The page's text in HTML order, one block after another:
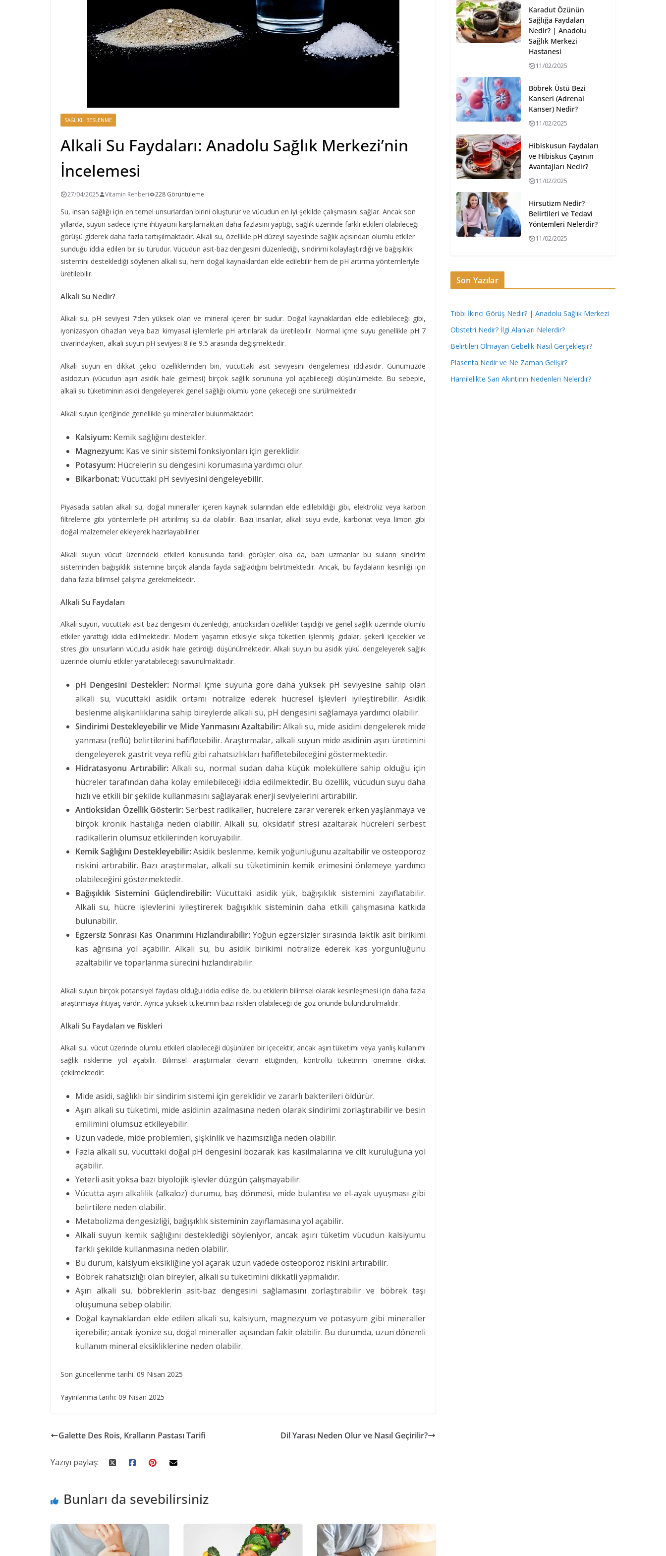
SAĞLIKLI BESLENME
Alkali Su Faydaları: Anadolu Sağlık Merkezi’nin
İncelemesi
27/04/2025 Vitamin Rehberi 228 Görüntüleme
Su, insan sağlığı için en temel unsurlardan birini oluşturur ve vücudun en iyi şekilde çalışmasını sağlar. Ancak son
yıllarda, suyun sadece içme ihtiyacını karşılamaktan daha fazlasını yaptığı, sağlık üzerinde farklı etkileri olabileceği
görüşü giderek daha fazla tartışılmaktadır. Alkali su, özellikle pH düzeyi sayesinde sağlık açısından olumlu etkiler
sunduğu iddia edilen bir su türüdür. Vücudun asit-baz dengesini düzenlediği, sindirimi kolaylaştırdığı ve bağışıklık
sistemini desteklediği söylenen alkali su, hem doğal kaynaklardan elde edilebilir hem de pH artırma yöntemleriyle
üretilebilir.
Alkali Su Nedir?
Alkali su, pH seviyesi 7’den yüksek olan ve mineral içeren bir sudur. Doğal kaynaklardan elde edilebileceği gibi,
iyonizasyon cihazları veya bazı kimyasal işlemlerle pH artırılarak da üretilebilir. Normal içme suyu genellikle pH 7
civarındayken, alkali suyun pH seviyesi 8 ile 9.5 arasında değişmektedir.
Alkali suyun en dikkat çekici özelliklerinden biri, vücuttaki asit seviyesini dengelemesi iddiasıdır. Günümüzde
asidozun (vücudun aşırı asidik hale gelmesi) birçok sağlık sorununa yol açabileceği düşünülmekte. Bu sebeple,
alkali su tüketiminin asidi dengeleyerek genel sağlığı olumlu yöne çekeceği öne sürülmektedir.
Alkali suyun içeriğinde genellikle şu mineraller bulunmaktadır:
Kalsiyum: Kemik sağlığını destekler.
Magnezyum: Kas ve sinir sistemi fonksiyonları için gereklidir.
Potasyum: Hücrelerin su dengesini korumasına yardımcı olur.
Bikarbonat:Vücuttaki pH seviyesini dengeleyebilir.
Piyasada satılan alkali su, doğal mineraller içeren kaynak sularından elde edilebildiği gibi, elektroliz veya karbon
filtreleme gibi yöntemlerle pH artırılmış su da olabilir. Bazı insanlar, alkali suyu evde, karbonat veya limon gibi
doğal malzemeler ekleyerek hazırlayabilirler.
Alkali suyun vücut üzerindeki etkileri konusunda farklı görüşler olsa da, bazı uzmanlar bu suların sindirim
sisteminden bağışıklık sistemine birçok alanda fayda sağladığını belirtmektedir. Ancak, bu faydaların kesinliği için
daha fazla bilimsel çalışma gerekmektedir.
Alkali Su Faydaları
Alkali suyun, vücuttaki asit-baz dengesini düzenlediği, antioksidan özellikler taşıdığı ve genel sağlık üzerinde olumlu
etkiler yarattığı iddia edilmektedir. Modern yaşamın etkisiyle sıkça tüketilen işlenmiş gıdalar, şekerli içecekler ve
stres gibi unsurların vücudu asidik hale getirdiği düşünülmektedir. Alkali suyun bu asidik yükü dengeleyerek sağlık
üzerinde olumlu etkiler yaratabileceği savunulmaktadır.
pH Dengesini Destekler:Normal içme suyuna göre daha yüksek pH seviyesine sahip olan
alkali su, vücuttaki asidik ortamı nötralize ederek hücresel işlevleri iyileştirebilir. Asidik
beslenme alışkanlıklarına sahip bireylerde alkali su, pH dengesini sağlamaya yardımcı olabilir.
Sindirimi Destekleyebilir ve Mide Yanmasını Azaltabilir:Alkali su, mide asidini dengelerek mide
yanması (reflü) belirtilerini hafifletebilir. Araştırmalar, alkali suyun mide asidinin aşırı üretimini
dengeleyerek gastrit veya reflü gibi rahatsızlıkları hafifletebileceğini göstermektedir.
Hidratasyonu Artırabilir:Alkali su, normal sudan daha küçük moleküllere sahip olduğu için
hücreler tarafından daha kolay emilebileceği iddia edilmektedir. Bu özellik, vücudun suyu daha
hızlı ve etkili bir şekilde kullanmasını sağlayarak enerji seviyelerini artırabilir.
Antioksidan Özellik Gösterir: Serbest radikaller, hücrelere zarar vererek erken yaşlanmaya ve
birçok kronik hastalığa neden olabilir. Alkali su, oksidatif stresi azaltarak hücreleri serbest
radikallerin olumsuz etkilerinden koruyabilir.
Kemik Sağlığını Destekleyebilir:Asidik beslenme, kemik yoğunluğunu azaltabilir ve osteoporoz
riskini artırabilir. Bazı araştırmalar, alkali su tüketiminin kemik erimesini önlemeye yardımcı
olabileceğini göstermektedir.
Bağışıklık Sistemini Güçlendirebilir:Vücuttaki asidik yük, bağışıklık sistemini zayıflatabilir.
Alkali su, hücre işlevlerini iyileştirerek bağışıklık sisteminin daha etkili çalışmasına katkıda
bulunabilir.
Egzersiz Sonrası Kas Onarımını Hızlandırabilir:Yoğun egzersizler sırasında laktik asit birikimi
kas ağrısına yol açabilir. Alkali su, bu asidik birikimi nötralize ederek kas yorgunluğunu
azaltabilir ve toparlanma sürecini hızlandırabilir.
Alkali suyun birçok potansiyel faydası olduğu iddia edilse de, bu etkilerin bilimsel olarak kesinleşmesi için daha fazla
araştırmaya ihtiyaç vardır. Ayrıca yüksek tüketimin bazı riskleri olabileceği de göz önünde bulundurulmalıdır.
Alkali Su Faydaları ve Riskleri
Alkali su, vücut üzerinde olumlu etkileri olabileceği düşünülen bir içecektir; ancak aşırı tüketimi veya yanlış kullanımı
sağlık risklerine yol açabilir. Bilimsel araştırmalar devam ettiğinden, kontrollü tüketimin önemine dikkat
çekilmektedir:
Mide asidi, sağlıklı bir sindirim sistemi için gereklidir ve zararlı bakterileri öldürür.
Aşırı alkali su tüketimi, mide asidinin azalmasına neden olarak sindirimi zorlaştırabilir ve besin
emilimini olumsuz etkileyebilir.
Uzun vadede, mide problemleri, şişkinlik ve hazımsızlığa neden olabilir.
Fazla alkali su, vücuttaki doğal pH dengesini bozarak kas kasılmalarına ve cilt kuruluğuna yol
açabilir.
Yeterli asit yoksa bazı biyolojik işlevler düzgün çalışmayabilir.
Vücutta aşırı alkalilik (alkaloz) durumu, baş dönmesi, mide bulantısı ve el-ayak uyuşması gibi
belirtilere neden olabilir.
Metabolizma dengesizliği, bağışıklık sisteminin zayıflamasına yol açabilir.
Alkali suyun kemik sağlığını desteklediği söyleniyor, ancak aşırı tüketim vücudun kalsiyumu
farklı şekilde kullanmasına neden olabilir.
Bu durum, kalsiyum eksikliğine yol açarak uzun vadede osteoporoz riskini artırabilir.
Böbrek rahatsızlığı olan bireyler, alkali su tüketimini dikkatli yapmalıdır.
Aşırı alkali su, böbreklerin asit-baz dengesini sağlamasını zorlaştırabilir ve böbrek taşı
oluşumuna sebep olabilir.
Doğal kaynaklardan elde edilen alkali su, kalsiyum, magnezyum ve potasyum gibi mineraller
içerebilir; ancak iyonize su, doğal mineraller açısından fakir olabilir. Bu durumda, uzun dönemli
kullanım mineral eksikliklerine neden olabilir.
Son güncellenme tarihi: 09 Nisan 2025
Yayınlanma tarihi: 09 Nisan 2025
Galette Des Rois, Kralların Pastası Tarifi Dil Yarası Neden Olur ve Nasıl Geçirilir?
Yazıyı paylaş:
Bunları da sevebilirsiniz
Karadut Özünün
Sağlığa Faydaları
Nedir? | Anadolu
Sağlık Merkezi
Hastanesi
11/02/2025
Böbrek Üstü Bezi
Kanseri (Adrenal
Kanser) Nedir?
11/02/2025
Hibiskusun Faydaları
ve Hibiskus Çayının
Avantajları Nedir?
11/02/2025
Hirsutizm Nedir?
Belirtileri ve Tedavi
Yöntemleri Nelerdir?
11/02/2025
Son Yazılar
Tıbbi İkinci Görüş Nedir? | Anadolu Sağlık Merkezi
Obstetri Nedir? İlgi Alanları Nelerdir?
Belirtileri Olmayan Gebelik Nasıl Gerçekleşir?
Plasenta Nedir ve Ne Zaman Gelişir?
Hamilelikte Sarı Akıntının Nedenleri Nelerdir?